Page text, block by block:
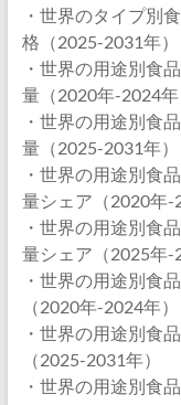
・世界のタイプ別
格（2025-2031年）
・世界の用途別食
量（2020年-2024年
・世界の用途別食
量（2025-2031年）
・世界の用途別食
量シェア（2020年-
・世界の用途別食
量シェア（2025年-
・世界の用途別食
（2020年-2024年）
・世界の用途別食
（2025-2031年）
・世界の用途別食